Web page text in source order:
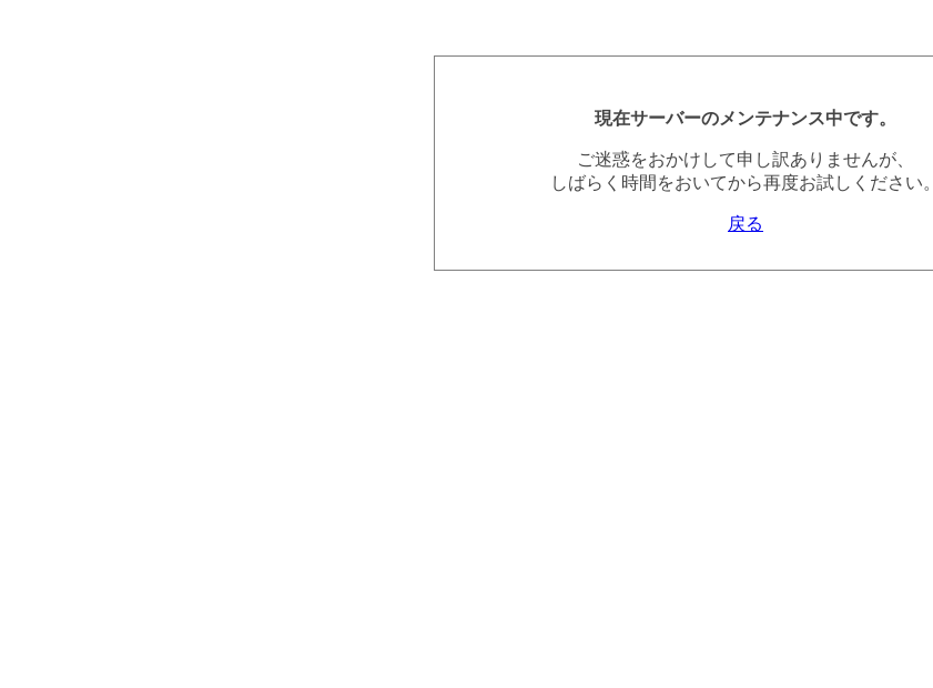
現在サーバーのメンテナンス中です。
ご迷惑をおかけして申し訳ありませんが、
しばらく時間をおいてから再度お試しください。
戻る